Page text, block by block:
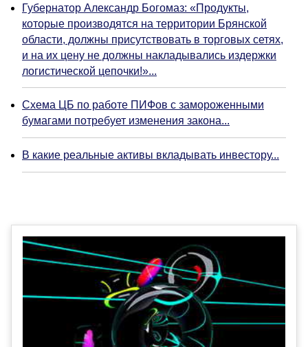
Губернатор Александр Богомаз: «Продукты,
которые производятся на территории Брянской
области, должны присутствовать в торговых сетях,
и на их цену не должны накладывались издержки
логистической цепочки!»...
Схема ЦБ по работе ПИФов с замороженными
бумагами потребует изменения закона...
В какие реальные активы вкладывать инвестору...